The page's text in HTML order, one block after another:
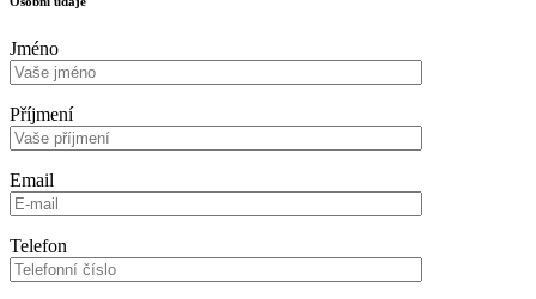
Jméno
Příjmení
Email
Telefon